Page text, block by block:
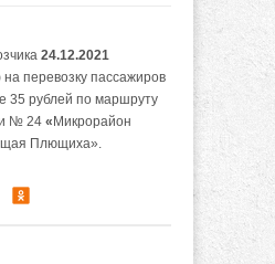
24.12.2021
перевозку пассажиров
35 рублей по маршруту
№ 24 « Микрорайон
Плющиха».